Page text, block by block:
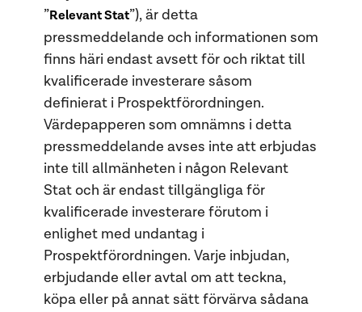
”Relevant Stat”), är detta
pressmeddelande och informationen som
finns häri endast avsett för och riktat till
kvalificerade investerare såsom
definierat i Prospektförordningen.
Värdepapperen som omnämns i detta
pressmeddelande avses inte att erbjudas
inte till allmänheten i någon Relevant
Stat och är endast tillgängliga för
kvalificerade investerare förutom i
enlighet med undantag i
Prospektförordningen. Varje inbjudan,
erbjudande eller avtal om att teckna,
köpa eller på annat sätt förvärva sådana